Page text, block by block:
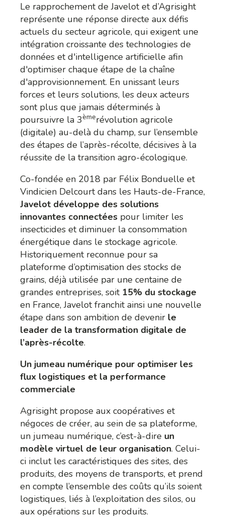
Le rapprochement de Javelot et d’Agrisight
représente une réponse directe aux défis
actuels du secteur agricole, qui exigent une
intégration croissante des technologies de
données et d'intelligence artificielle afin
d'optimiser chaque étape de la chaîne
d'approvisionnement. En unissant leurs
forces et leurs solutions, les deux acteurs
sont plus que jamais déterminés à
poursuivre la 3èmerévolution agricole
(digitale) au-delà du champ, sur l’ensemble
des étapes de l’après-récolte, décisives à la
réussite de la transition agro-écologique.
Co-fondée en 2018 par Félix Bonduelle et
Vindicien Delcourt dans les Hauts-de-France,
Javelot développe des solutions
innovantes connectées pour limiter les
insecticides et diminuer la consommation
énergétique dans le stockage agricole.
Historiquement reconnue pour sa
plateforme d’optimisation des stocks de
grains, déjà utilisée par une centaine de
grandes entreprises, soit 15% du stockage
en France, Javelot franchit ainsi une nouvelle
étape dans son ambition de devenir le
leader de la transformation digitale de
l’après-récolte.
Un jumeau numérique pour optimiser les
flux logistiques et la performance
commerciale
Agrisight propose aux coopératives et
négoces de créer, au sein de sa plateforme,
un jumeau numérique, c’est-à-dire un
modèle virtuel de leur organisation. Celui-
ci inclut les caractéristiques des sites, des
produits, des moyens de transports, et prend
en compte l’ensemble des coûts qu’ils soient
logistiques, liés à l’exploitation des silos, ou
aux opérations sur les produits.